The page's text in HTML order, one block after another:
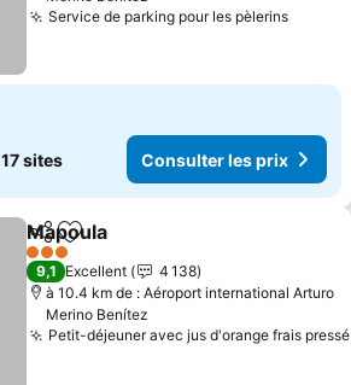
Service de parking pour les pèlerins
17 sites Consulter les prix
PartagerAjouter à mes favoris
Mapoula
3 Étoiles
9,1 Excellent
4 138
à 10.4 km de : Aéroport international Arturo
Merino Benítez
Petit-déjeuner avec jus d'orange frais pressé